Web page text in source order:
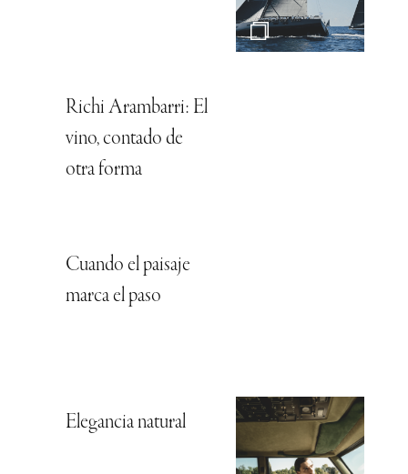
Richi Arambarri: El
vino, contado de
otra forma
Cuando el paisaje
marca el paso
Elegancia natural